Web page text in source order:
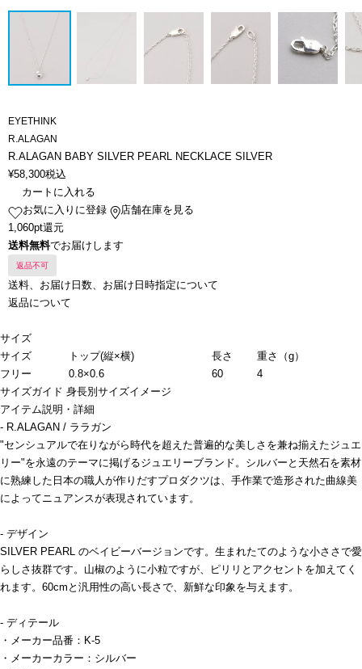
EYETHINK
R.ALAGAN
R.ALAGAN BABY SILVER PEARL NECKLACE SILVER
¥58,300税込
カートに入れる
お気に入りに登録
店舗在庫を見る
1,060pt還元
送料無料でお届けします
返品不可
送料、お届け日数、お届け日時指定について
返品について
サイズ
サイズ
トップ(縦×横) 長さ
重さ（g）
フリー
0.8×0.6 60
4
サイズガイド 身長別サイズイメージ
アイテム説明・詳細
- R.ALAGAN / ララガン
"センシュアルで在りながら時代を超えた普遍的な美しさを兼ね揃えたジュエ
リー"を永遠のテーマに掲げるジュエリーブランド。シルバーと天然石を素材
に熟練した日本の職人が作りだすプロダクツは、手作業で造形された曲線美
によってニュアンスが表現されています。
- デザイン
SILVER PEARL のベイビーバージョンです。生まれたてのような小ささで愛
らしさ抜群です。山椒のように小粒ですが、ピリリとアクセントを加えてく
れます。60cmと汎用性の高い長さで、新鮮な印象を与えます。
- ディテール
・メーカー品番：K-5
・メーカーカラー：シルバー